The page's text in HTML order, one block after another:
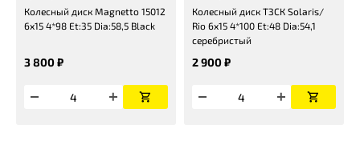
Колесный диск Magnetto 15012
6x15 4*98 Et:35 Dia:58,5 Black
3 800 ₽
Колесный диск ТЗСК Solaris/
Rio 6x15 4*100 Et:48 Dia:54,1
серебристый
2 900 ₽